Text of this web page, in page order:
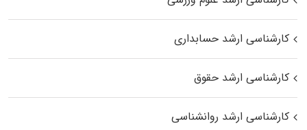
کارشناسی ارشد حسابداری
کارشناسی ارشد حقوق
کارشناسی ارشد روانشناسی